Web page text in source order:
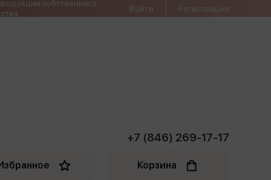
собственного
Войти Регистрация
+7 (846) 269-17-17
Корзина